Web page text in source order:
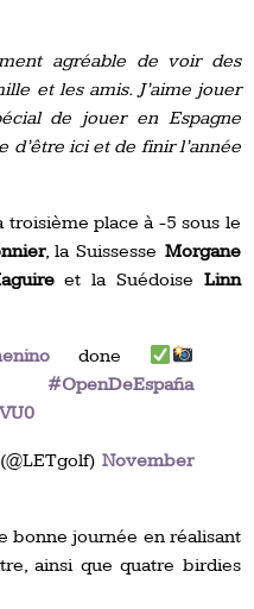
agréable de voir des
et les amis. J’aime jouer
de jouer en Espagne
d’être ici et de finir l’année
troisième place à -5 sous le
, la Suissesse Morgane
et la Suédoise Linn
done
#OpenDeEspaña
November
bonne journée en réalisant
ainsi que quatre birdies